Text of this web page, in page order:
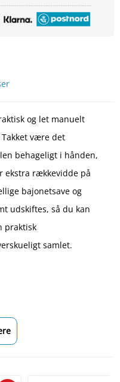
og let manuelt
være det
behageligt i hånden,
ekstra rækkevidde på
bajonetsave og
udskiftes, så du kan
praktisk
samlet.